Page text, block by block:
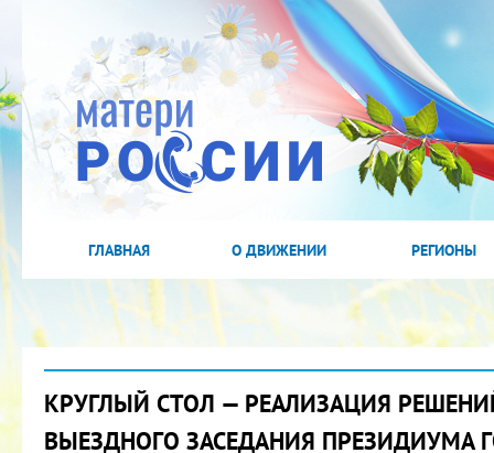
ГЛАВНАЯ О ДВИЖЕНИИ РЕГИОНЫ
КРУГЛЫЙ СТОЛ — РЕАЛИЗАЦИЯ
ВЫЕЗДНОГО ЗАСЕДАНИЯ ПРЕЗИДИУМА